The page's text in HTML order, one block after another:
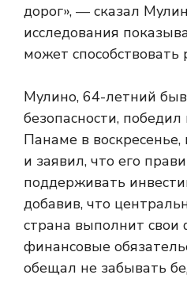
дорог», — сказал
исследования
может
Мулино, 64-летний
безопасности,
Панаме в воскресенье,
и заявил, что его
поддерживать
добавив, что
страна выполнит свои
финансовые
обещал не забывать